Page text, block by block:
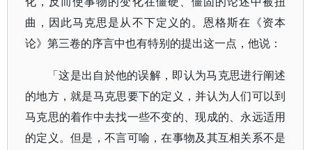
曲，因此马克思是从不下定义的。恩格斯在《资本
论》第三卷的序言中也有特别的提出这一点，他说：
「这是出自於他的误解，即认为马克思进行阐述
的地方，就是马克思要下的定义，并认为人们可以到
马克思的着作中去找一些不变的、现成的、永远适用
的定义。但是，不言可喻，在事物及其互相关系不是